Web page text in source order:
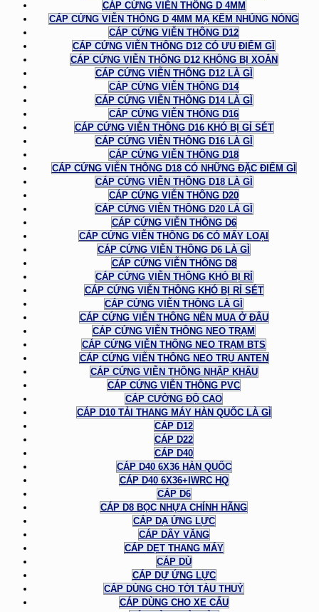
CÁP CỨNG VIỄN THÔNG D 4MM
CÁP CỨNG VIỄN THÔNG D 4MM MẠ KẼM NHÚNG NÓNG
CÁP CỨNG VIỄN THÔNG D12
CÁP CỨNG VIỄN THÔNG D12 CÓ ƯU ĐIỂM GÌ
CÁP CỨNG VIỄN THÔNG D12 KHÔNG BỊ XOẮN
CÁP CỨNG VIỄN THÔNG D12 LÀ GÌ
CÁP CỨNG VIỄN THÔNG D14
CÁP CỨNG VIỄN THÔNG D14 LÀ GÌ
CÁP CỨNG VIỄN THÔNG D16
CÁP CỨNG VIỄN THÔNG D16 KHÓ BỊ GỈ SÉT
CÁP CỨNG VIỄN THÔNG D16 LÀ GÌ
CÁP CỨNG VIỄN THÔNG D18
CÁP CỨNG VIỄN THÔNG D18 CÓ NHỮNG ĐẶC ĐIỂM GÌ
CÁP CỨNG VIỄN THÔNG D18 LÀ GÌ
CÁP CỨNG VIỄN THÔNG D20
CÁP CỨNG VIỄN THÔNG D20 LÀ GÌ
CÁP CỨNG VIỄN THÔNG D6
CÁP CỨNG VIỄN THÔNG D6 CÓ MẤY LOẠI
CÁP CỨNG VIỄN THÔNG D6 LÀ GÌ
CÁP CỨNG VIỄN THÔNG D8
CÁP CỨNG VIỄN THÔNG KHÓ BỊ RỈ
CÁP CỨNG VIỄN THÔNG KHÓ BỊ RỈ SÉT
CÁP CỨNG VIỄN THÔNG LÀ GÌ
CÁP CỨNG VIỄN THÔNG NÊN MUA Ở ĐÂU
CÁP CỨNG VIỄN THÔNG NEO TRẠM
CÁP CỨNG VIỄN THÔNG NEO TRẠM BTS
CÁP CỨNG VIỄN THÔNG NEO TRỤ ANTEN
CÁP CỨNG VIỄN THÔNG NHẬP KHẨU
CÁP CỨNG VIỄN THÔNG PVC
CÁP CƯỜNG ĐỘ CAO
CÁP D10 TẢI THANG MÁY HÀN QUỐC LÀ GÌ
CÁP D12
CÁP D22
CÁP D40
CÁP D40 6X36 HÀN QUỐC
CÁP D40 6X36+IWRC HQ
CÁP D6
CÁP D8 BỌC NHỰA CHÍNH HÃNG
CÁP DẠ ỨNG LỰC
CÁP DÂY VĂNG
CÁP DẸT THANG MÁY
CÁP DÙ
CÁP DỰ ỨNG LỰC
CÁP DÙNG CHO TỜI TÀU THUỶ
CÁP DÙNG CHO XE CẨU